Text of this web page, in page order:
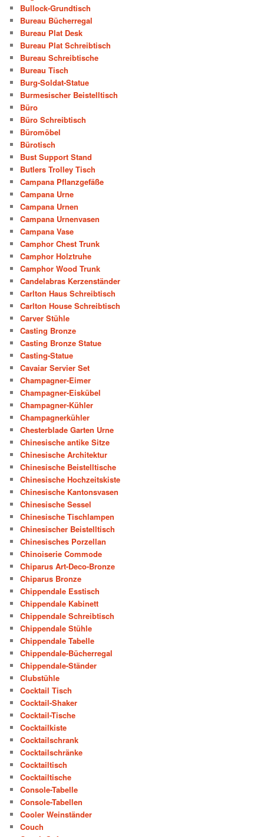
Bullock-Grundtisch
Bureau Bücherregal
Bureau Plat Desk
Bureau Plat Schreibtisch
Bureau Schreibtische
Bureau Tisch
Burg-Soldat-Statue
Burmesischer Beistelltisch
Büro
Büro Schreibtisch
Büromöbel
Bürotisch
Bust Support Stand
Butlers Trolley Tisch
Campana Pflanzgefäße
Campana Urne
Campana Urnen
Campana Urnenvasen
Campana Vase
Camphor Chest Trunk
Camphor Holztruhe
Camphor Wood Trunk
Candelabras Kerzenständer
Carlton Haus Schreibtisch
Carlton House Schreibtisch
Carver Stühle
Casting Bronze
Casting Bronze Statue
Casting-Statue
Cavaiar Servier Set
Champagner-Eimer
Champagner-Eiskübel
Champagner-Kühler
Champagnerkühler
Chesterblade Garten Urne
Chinesische antike Sitze
Chinesische Architektur
Chinesische Beistelltische
Chinesische Hochzeitskiste
Chinesische Kantonsvasen
Chinesische Sessel
Chinesische Tischlampen
Chinesischer Beistelltisch
Chinesisches Porzellan
Chinoiserie Commode
Chiparus Art-Deco-Bronze
Chiparus Bronze
Chippendale Esstisch
Chippendale Kabinett
Chippendale Schreibtisch
Chippendale Stühle
Chippendale Tabelle
Chippendale-Bücherregal
Chippendale-Ständer
Clubstühle
Cocktail Tisch
Cocktail-Shaker
Cocktail-Tische
Cocktailkiste
Cocktailschrank
Cocktailschränke
Cocktailtisch
Cocktailtische
Console-Tabelle
Console-Tabellen
Cooler Weinständer
Couch